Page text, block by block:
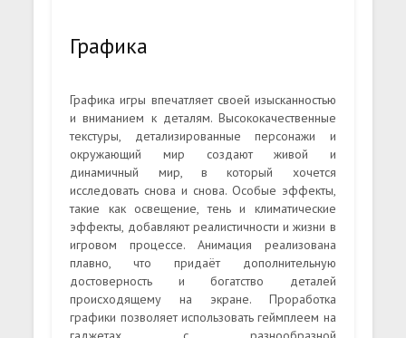
Графика
Графика игры впечатляет своей изысканностью
и вниманием к деталям. Высококачественные
текстуры, детализированные персонажи и
окружающий мир создают живой и
динамичный мир, в который хочется
исследовать снова и снова. Особые эффекты,
такие как освещение, тень и климатические
эффекты, добавляют реалистичности и жизни в
игровом процессе. Анимация реализована
плавно, что придаёт дополнительную
достоверность и богатство деталей
происходящему на экране. Проработка
графики позволяет использовать геймплеем на